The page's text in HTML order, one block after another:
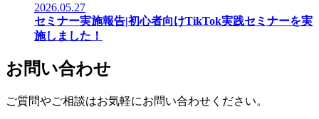
2026.05.27
セミナー実施報告|初心者向けTikTok実践セミナーを実
施しました！
お問い合わせ
ご質問やご相談はお気軽にお問い合わせください。